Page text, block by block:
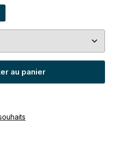
disponible pour le moment.)
: Entrez la quantité
au panier